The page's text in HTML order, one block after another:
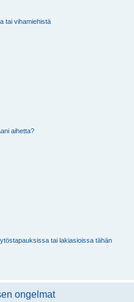
tai vihamiehistä
aihetta?
tai lakiasioissa tähän
ongelmat